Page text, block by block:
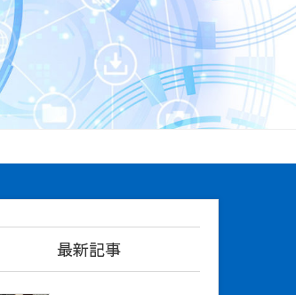
最新記事